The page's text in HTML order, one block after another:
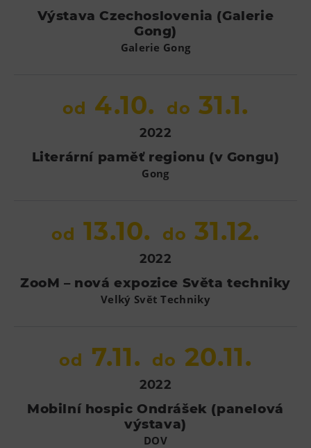
Narozeninové oslavy
Pro školy
Kroužky pro děti
Výstava Czechoslovenia (Galerie
Gong)
Galerie Gong
od 4.10. do 31.1.
2022
Literární paměť regionu (v Gongu)
Gong
od 13.10. do 31.12.
2022
ZooM – nová expozice Světa techniky
Velký Svět Techniky
od 7.11. do 20.11.
2022
Mobilní hospic Ondrášek (panelová
výstava)
DOV